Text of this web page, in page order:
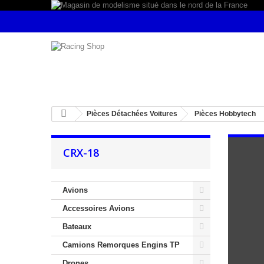
Pièces Détachées Voitures Pièces Hobbytech
CRX-18
Avions
Accessoires Avions
Bateaux
Camions Remorques Engins TP